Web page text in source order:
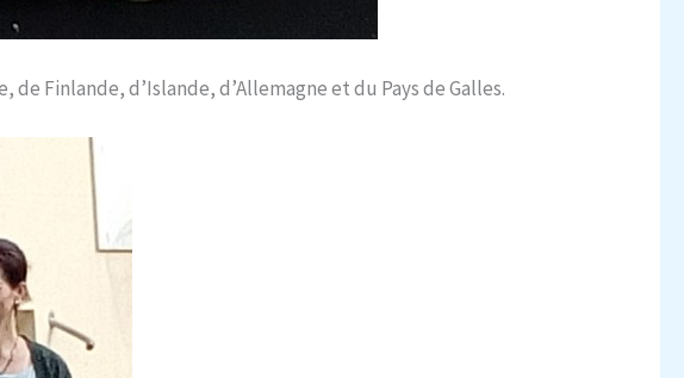
Finlande, d’Islande, d’Allemagne et du Pays de Galles.